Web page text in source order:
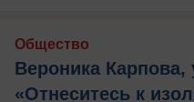
Общество
Вероника Карпова,
«Отнеситесь к